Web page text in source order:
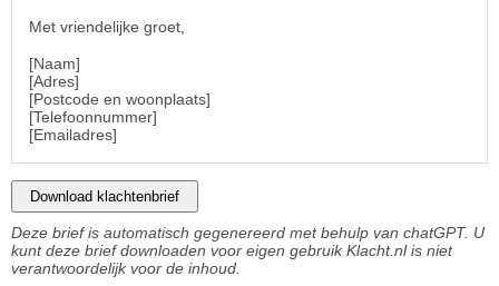
Met vriendelijke groet,
[Naam]
[Adres]
[Postcode en woonplaats]
[Telefoonnummer]
[Emailadres]
Download klachtenbrief
Deze brief is automatisch gegenereerd met behulp van chatGPT. U
kunt deze brief downloaden voor eigen gebruik Klacht.nl is niet
verantwoordelijk voor de inhoud.